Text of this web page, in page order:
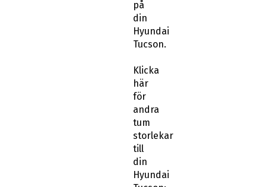
din
Hyundai
Tucson.
här
för
andra
tum
storlekar
till
din
Hyundai
Tucson: